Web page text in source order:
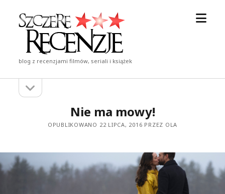
Szczere
Recenzje
blog z recenzjami filmów, seriali i książek
Pasekpasek
Nie ma mowy!
OPUBLIKOWANO 22 LIPCA, 2016 PRZEZ OLA